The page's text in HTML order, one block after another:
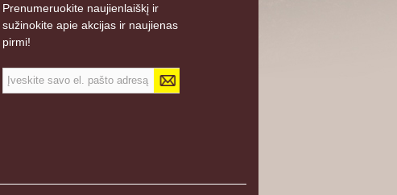
Prenumeruokite naujienlaiškį ir
sužinokite apie akcijas ir naujienas
pirmi!